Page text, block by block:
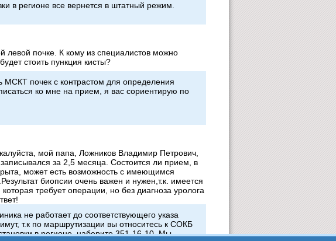
в регионе все вернется в штатный режим.
левой почке. К кому из специалистов можно
стоить пункция кисты?
МСКТ почек с контрастом для определения
ко мне на прием, я вас сориентирую по
мой папа, Ложников Владимир Петрович,
за 2,5 месяца. Состоится ли прием, в
может есть возможность с имеющимся
биопсии очень важен и нужен,т.к. имеется
требует операции, но без диагноза уролога
не работает до соответствующего указа
т.к по маршрутизации вы относитесь к СОКБ
в регионе, наберите 351-16-10. Мы